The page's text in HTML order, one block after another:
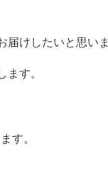
届けしたいと思いま
す。
す。